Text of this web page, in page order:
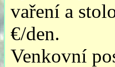
vaření a
€/den.
Venkovní